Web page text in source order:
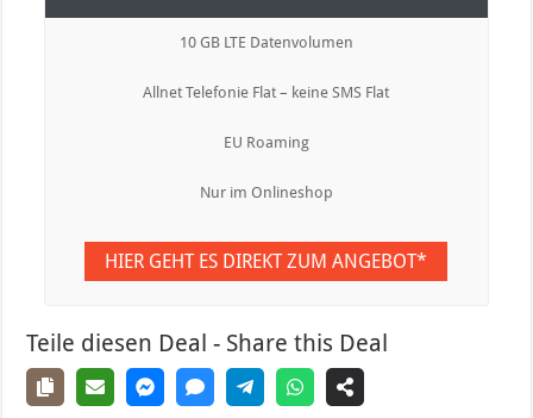
10 GB LTE Datenvolumen
Allnet Telefonie Flat – keine SMS Flat
EU Roaming
Nur im Onlineshop
HIER GEHT ES DIREKT ZUM ANGEBOT*
Teile diesen Deal - Share this Deal